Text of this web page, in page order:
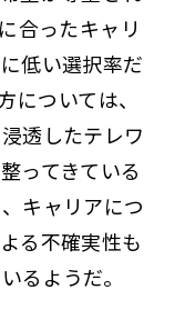
合ったキャリ
低い選択率だ
ついては、
透したテレワ
ってきている
キャリアにつ
る不確実性も
るようだ。